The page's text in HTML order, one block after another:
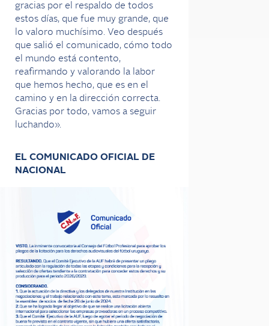
gracias por el respaldo de todos
estos días, que fue muy grande, que
lo valoro muchísimo. Veo después
que salió el comunicado, cómo todo
el mundo está contento,
reafirmando y valorando la labor
que hemos hecho, que es en el
camino y en la dirección correcta.
Gracias por todo, vamos a seguir
luchando».
EL COMUNICADO OFICIAL DE
NACIONAL